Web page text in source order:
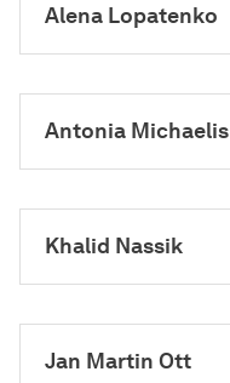
Alena Lopatenko
Antonia Michaelis
Khalid Nassik
Jan Martin Ott